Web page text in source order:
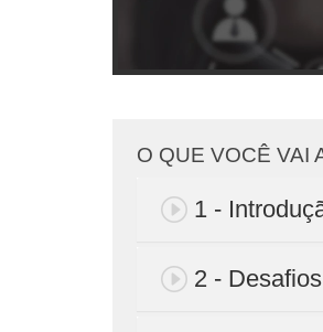
O QUE VOCÊ VAI
1 -
2 - Desafios